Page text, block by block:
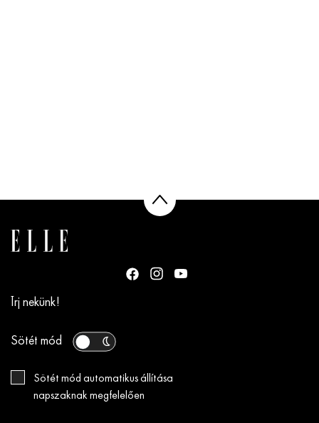
Írj nekünk!
Sötét mód
Sötét mód automatikus állítása
napszaknak megfelelően